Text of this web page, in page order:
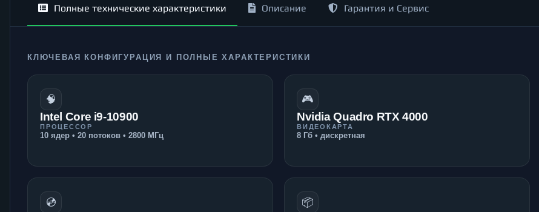
Полные технические характеристики Описание Гарантия и Сервис
КЛЮЧЕВАЯ КОНФИГУРАЦИЯ И ПОЛНЫЕ ХАРАКТЕРИСТИКИ
🧠
Intel Core i9-10900
ПРОЦЕССОР
10 ядер • 20 потоков • 2800 МГц
🎮
Nvidia Quadro RTX 4000
ВИДЕОКАРТА
8 Гб • дискретная
💿
📦